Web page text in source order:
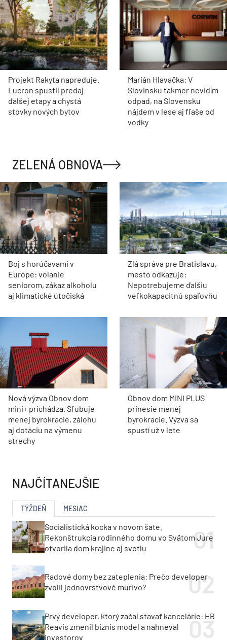
Projekt Rakyta napreduje.
Lucron spustil predaj
ďalšej etapy a chystá
stovky nových bytov
Marián Hlavačka: V
Slovinsku takmer nevidím
odpad, na Slovensku
nájdem v lese aj fľaše od
vodky
ZELENÁ OBNOVA
Boj s horúčavami v
Európe: volanie
seniorom, zákaz alkoholu
aj klimatické útočiská
Zlá správa pre Bratislavu,
mesto odkazuje:
Nepotrebujeme ďalšiu
veľkokapacitnú spaľovňu
Nová výzva Obnov dom
mini+ prichádza. Sľubuje
menej byrokracie, zálohu
aj dotáciu na výmenu
strechy
Obnov dom MINI PLUS
prinesie menej
byrokracie. Výzva sa
spustí už v lete
NAJČÍTANEJŠIE
TÝŽDEŇ MESIAC
Socialistická kocka v novom šate.
Rekonštrukcia rodinného domu vo Svätom Jure
otvorila dom krajine aj svetlu
Radové domy bez zateplenia: Prečo developer
zvolil jednovrstvové murivo?
Prvý developer, ktorý začal stavať kancelárie: HB
Reavis zmenil biznis model a nahneval
investorov